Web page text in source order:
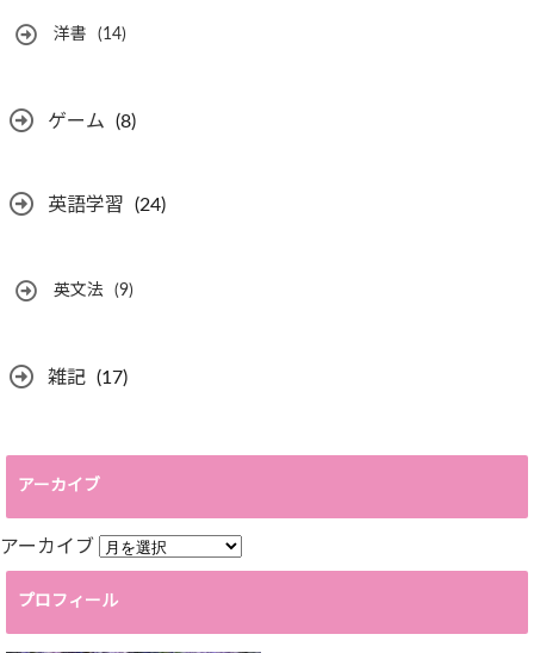
洋書 (14)
ゲーム (8)
英語学習 (24)
英文法 (9)
雑記 (17)
アーカイブ
アーカイブ
プロフィール